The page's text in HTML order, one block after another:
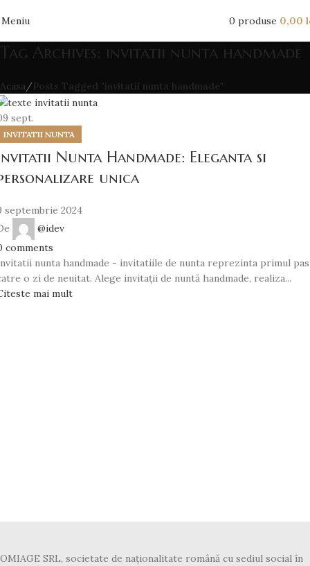
Meniu 0 produse 0,00
Tag Archives: invitatii nunta handmade
Acasa Posts Tagged "invitatii nunta handmade"
sept.
INVITATII NUNTA
Nunta Handmade: Eleganta si
unica
septembrie 2024
@idev
comments
nunta handmade - invitatiile de nunta reprezinta primul pas
o zi de neuitat. Alege invitații de nuntă handmade, realiza...
mai mult
OMIAGE SRL, societate de naționalitate română cu sediul social în